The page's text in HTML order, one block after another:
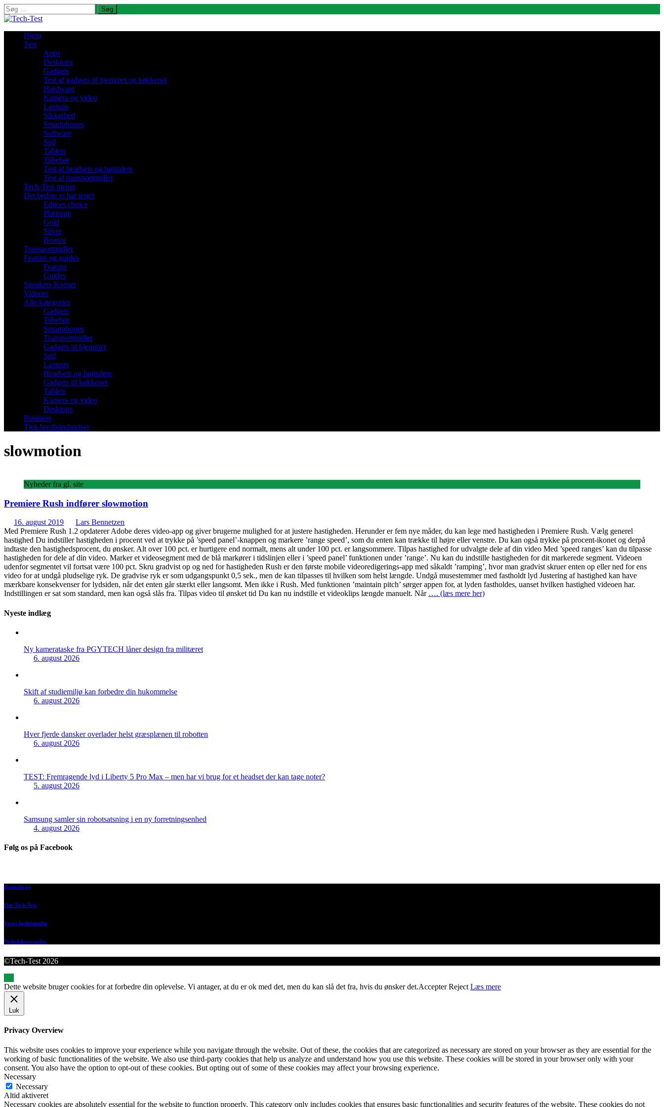
Søg
efter:
Hjem
Test
Apps
Desktops
Gadgets
Test af gadgets til hjemmet og køkkenet
Hardware
Kamera og video
Laptops
Sikkerhed
Smartphones
Software
Spil
Tablets
Tilbehør
Test af headsets og højttalere
Test af transportmidler
Tech-Test mener
Det bedste vi har testet
Editors choice
Platinum
Gold
Silver
Bronze
Transportmidler
Feature og guides
Feature
Guides
Speakers Korner
Videoer
Alle kategorier
Gadgets
Tilbehør
Smartphones
Transportmidler
Gadgets til hjemmet
Spil
Laptops
Headsets og højttalere
Gadgets til køkkenet
Tablets
Kamera og video
Desktops
Business
Tjek bredbåndspriser
slowmotion
Nyheder fra gl. site
Premiere Rush indfører slowmotion
16. august 2019
Lars Bennetzen
Med Premiere Rush 1.2 opdaterer Adobe deres video-app og giver brugerne mulighed for at justere hastigheden. Herunder er fem nye måder, du kan lege med hastigheden i Premiere Rush. Vælg generel
hastighed Du indstiller hastigheden i procent ved at trykke på ’speed panel’-knappen og markere ’range speed’, som du enten kan trække til højre eller venstre. Du kan også trykke på procent-ikonet og derpå
indtaste den hastighedsprocent, du ønsker. Alt over 100 pct. er hurtigere end normalt, mens alt under 100 pct. er langsommere. Tilpas hastighed for udvalgte dele af din video Med ’speed ranges’ kan du tilpasse
hastigheden for dele af din video. Marker et videosegment med de blå markører i tidslinjen eller i ’speed panel’ funktionen under ’range’. Nu kan du indstille hastigheden for dit markerede segment. Videoen
udenfor segmentet vil fortsat være 100 pct. Skru gradvist op og ned for hastigheden Rush er den første mobile videoredigerings-app med såkaldt ’ramping’, hvor man gradvist skruer enten op eller ned for ens
video for at undgå pludselige ryk. De gradvise ryk er som udgangspunkt 0,5 sek., men de kan tilpasses til hvilken som helst længde. Undgå musestemmer med fastholdt lyd Justering af hastighed kan have
mærkbare konsekvenser for lydsiden, når det enten går stærkt eller langsomt. Men ikke i Rush. Med funktionen ’maintain pitch’ sørger appen for, at lyden fastholdes, uanset hvilken hastighed videoen har.
Indstillingen er sat som standard, men kan også slås fra. Tilpas video til ønsket tid Du kan nu indstille et videoklips længde manuelt. Når …. (læs mere her)
Nyeste indlæg
Ny kamerataske fra PGYTECH låner design fra militæret
6. august 2026
Skift af studiemiljø kan forbedre din hukommelse
6. august 2026
Hver fjerde dansker overlader helst græsplænen til robotten
6. august 2026
TEST: Fremragende lyd i Liberty 5 Pro Max – men har vi brug for et headset der kan tage noter?
5. august 2026
Samsung samler sin robotsatsning i en ny forretningsenhed
4. august 2026
Følg os på Facebook
Kontakt os
Om Tech-Test
Vores bedømmelse
Nyhedsbrevsarkiv
©Tech-Test 2026
Dette website bruger cookies for at forbedre din oplevelse. Vi antager, at du er ok med det, men du kan slå det fra, hvis du ønsker det.Accepter Reject Læs mere
Luk
Privacy Overview
This website uses cookies to improve your experience while you navigate through the website. Out of these, the cookies that are categorized as necessary are stored on your browser as they are essential for the
working of basic functionalities of the website. We also use third-party cookies that help us analyze and understand how you use this website. These cookies will be stored in your browser only with your
consent. You also have the option to opt-out of these cookies. But opting out of some of these cookies may affect your browsing experience.
Necessary
Necessary
Altid aktiveret
Necessary cookies are absolutely essential for the website to function properly. This category only includes cookies that ensures basic functionalities and security features of the website. These cookies do not